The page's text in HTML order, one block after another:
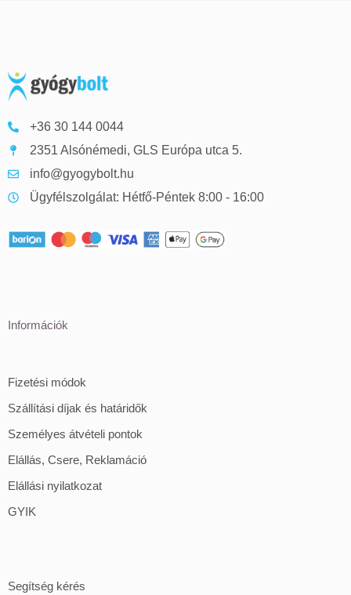
+36 30 144 0044
2351 Alsónémedi, GLS Európa utca 5.
info@gyogybolt.hu
Ügyfélszolgálat: Hétfő-Péntek 8:00 - 16:00
Információk
Fizetési módok
Szállítási díjak és határidők
Személyes átvételi pontok
Elállás, Csere, Reklamáció
Elállási nyilatkozat
GYIK
Segítség kérés